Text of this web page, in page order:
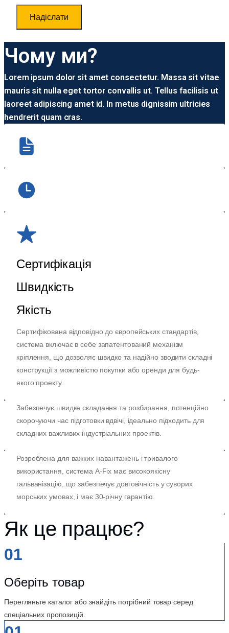
Надіслати
Чому ми?
Lorem ipsum dolor sit amet consectetur. Massa sit vitae
mauris sit nulla eget tortor convallis ut. Tellus facilisis ut
laoreet adipiscing amet id. In metus dignissim ultricies
hendrerit quam cras.
Сертифікація
Швидкість
Якість
Сертифікована відповідно до європейських стандартів,
система включає в себе запатентований механізм
кріплення, що дозволяє швидко та надійно зводити складні
конструкції з можливістю покупки або оренди для будь-
якого проекту.
Забезпечує швидке складання та розбирання, потенційно
скорочуючи час підготовки вдвічі, ідеально підходить для
складних важливих індустріальних проектів.
Розроблена для важких навантажень і тривалого
використання, система A-Fix має високоякісну
гальванізацію, що забезпечує довговічність у суворих
морських умовах, і має 30-річну гарантію.
Як це працює?
01
Оберіть товар
Перегляньте каталог або знайдіть потрібний товар серед
спеціальних пропозицій.